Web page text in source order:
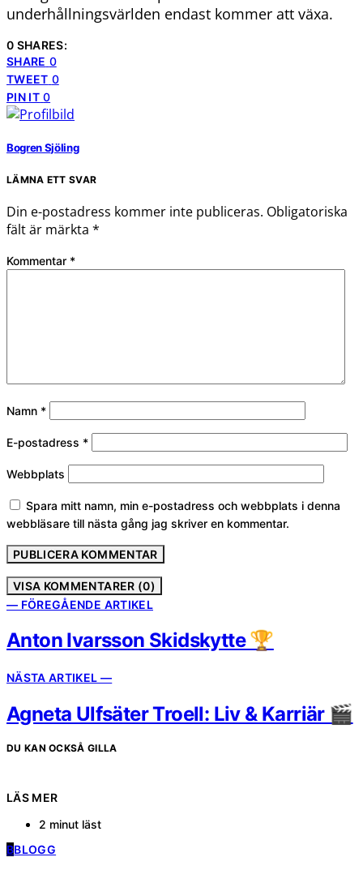
underhållningsvärlden endast kommer att växa.
0 SHARES:
SHARE 0
TWEET 0
PIN IT 0
Bogren Sjöling
LÄMNA ETT SVAR
Din e-postadress kommer inte publiceras. Obligatoriska
fält är märkta *
Kommentar *
Namn *
E-postadress *
Webbplats
Spara mitt namn, min e-postadress och webbplats i denna
webbläsare till nästa gång jag skriver en kommentar.
VISA KOMMENTARER (0)
— FÖREGÅENDE ARTIKEL
Anton Ivarsson Skidskytte 🏆
NÄSTA ARTIKEL —
Agneta Ulfsäter Troell: Liv & Karriär 🎬
DU KAN OCKSÅ GILLA
LÄS MER
2 minut läst
BBLOGG